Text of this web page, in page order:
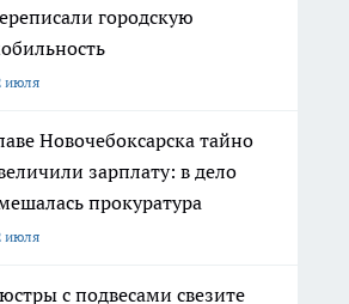
городскую
июля
Новочебоксарска тайно
зарплату: в дело
прокуратура
июля
с подвесами свезите